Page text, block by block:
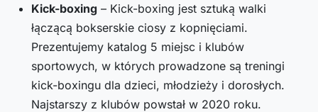
Kick-boxing – Kick-boxing jest sztuką walki
łączącą bokserskie ciosy z kopnięciami.
Prezentujemy katalog 5 miejsc i klubów
sportowych, w których prowadzone są treningi
kick-boxingu dla dzieci, młodzieży i dorosłych.
Najstarszy z klubów powstał w 2020 roku.